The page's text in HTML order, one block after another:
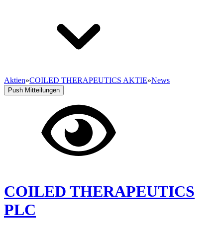
Aktien»COILED THERAPEUTICS AKTIE»News
Push Mitteilungen
COILED THERAPEUTICS
PLC